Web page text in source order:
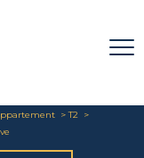
T2